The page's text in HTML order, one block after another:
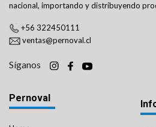
nacional, importando y distribuyendo
+56 322450111
ventas@pernoval.cl
Síganos
Pernoval